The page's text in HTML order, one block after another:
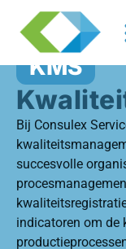
KMS
Bij Consulex
succesvolle
indicatoren om de